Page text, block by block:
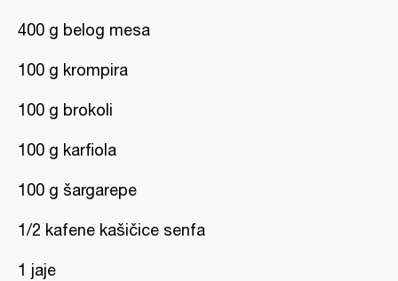
400 g belog mesa
100 g krompira
100 g brokoli
100 g karfiola
100 g šargarepe
1/2 kafene kašičice senfa
1 jaje